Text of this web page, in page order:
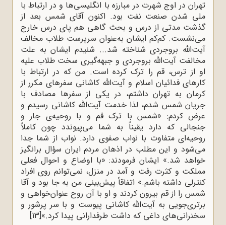
تهران در اوج شهرت در مبارزه با انگلیسی‌ها و در ارتباط با
ملی شدن صنعت نفت بود. اکنون آقای شمس بعد از
گذشت مدتی از درس و بحث گاهی هم پای درس خارج
می‌نشست. کم‌کم ایشان به‌عنوان سرپرست طلاب مخالف
آیت‌الله بروجردی شناخته شد... شنیدم ایشان به علت
مخالفت آیت‌الله بروجردی و جبهه‌گیری سخت طلاب علیه
او از ترس، قم را ترک کرده است. من که در ارتباط با
کارهای فدائیان اسلام و آیت‌الله کاشانی سفرهای مکرر از
کرمان به تهران داشتم، در یکی از سفرها مصادف با
جریان شمس شدم، لذا خدمت آیت‌الله کاشانی رسیدم و
عرض کردم: «شمس با ترک قم و با روحیه‌ی جار و
جنجالی که دارد یقیناً به شما می‌پیوندد چون کاملاً
روحیه‌ای متفاوت با نواب صفوی دارد. نواب از شما جدا
می‌شود و این مطلب در اذهان مردم ایران سؤال برانگیز
خواهد شد.» ایشان فرمودند: «با اوضاع و احوال فعلی
مملکت و کثرت رفت و آمد در منزل، نمی‌توانم روی افراد
کنترلی داشته باشم.» اتفاقاً پیش‌بینی من به جا بود و آقا
شمس را از قم بیرون کردند و او با آن روح عنوان‌خواهی و
برتری‌جویی به آیت‌الله کاشانی پیوست و با سر پرشور و
سخنرانی‌های داغی که داشت طرفدارانی پیدا کرد.»[13]